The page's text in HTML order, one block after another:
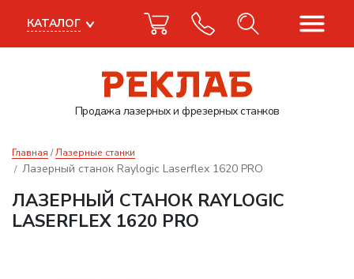
Продажа лазерныхи фрезерных станков
КАТАЛОГ
Главная Лазерные станки
Лазерный станок Raylogic Laserflex 1620 PRO
ЛАЗЕРНЫЙ СТАНОК RAYLOGIC
LASERFLEX 1620 PRO